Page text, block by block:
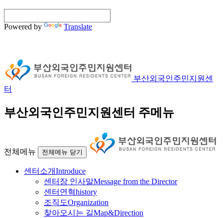
Powered by Translate
부산외국인주민지원센
터
부산외국인주민지원센터 주메뉴
전체메뉴 전체메뉴 닫기
센터소개Introduce
센터장 인사말Message from the Director
센터연혁history
조직도Organization
찾아오시는 길Map&Direction